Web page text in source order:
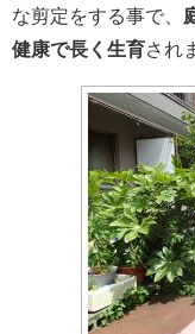
な剪定をする事で、
健康で長く生育され